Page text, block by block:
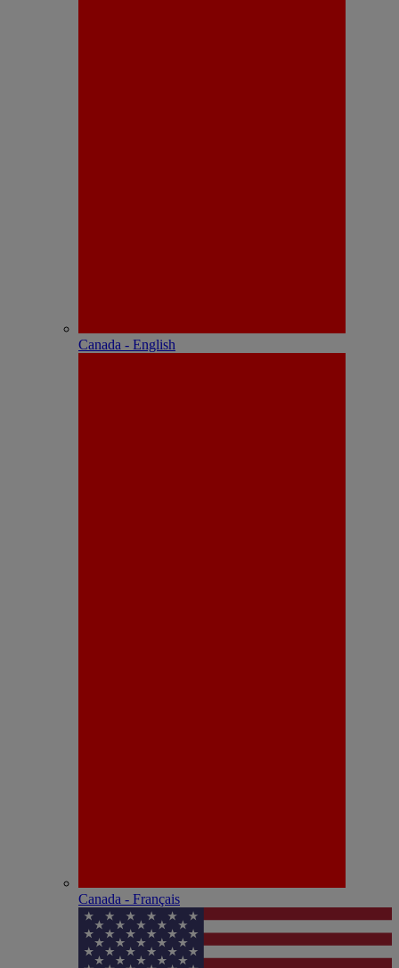
Canada - English
Canada - Français